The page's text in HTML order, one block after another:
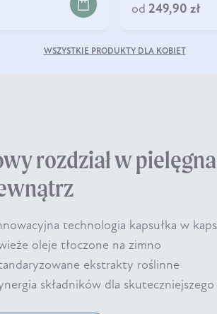
od 249,90 zł
DO
WSZYSTKIE PRODUKTY DLA KOBIET
rozdział w
technologia kapsułka w
oleje tłoczone na zimno
ekstrakty roślinne
składników dla skuteczniejszego